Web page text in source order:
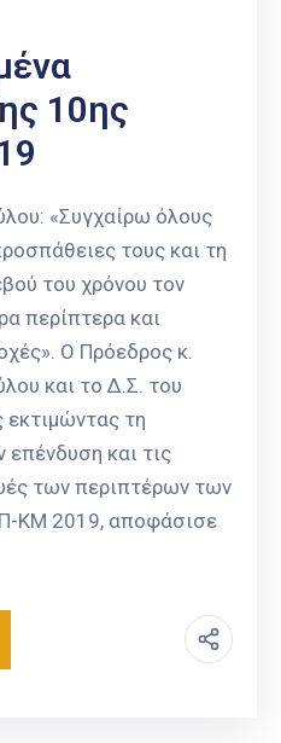
10ης
«Συγχαίρω όλους
τους και τη
του χρόνου τον
περίπτερα και
Ο Πρόεδρος κ.
και το Δ.Σ. του
εκτιμώντας τη
επένδυση και τις
των περιπτέρων των
ΚΜ 2019, αποφάσισε